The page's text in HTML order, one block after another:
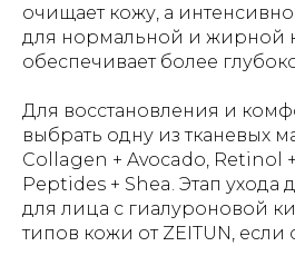
очищает кожу, а
для нормальной и жирной
обеспечивает более
Для восстановления и
выбрать одну из тканевых
Collagen + Avocado, Retinol
Peptides + Shea. Этап ухода
для лица с гиалуроновой
типов кожи от ZEITUN, если